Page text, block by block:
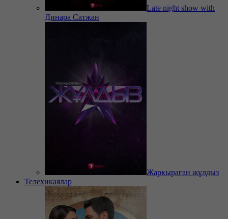
Late night show with
Динара Сатжан
Жарқыраған жұлдыз
Телехикаялар